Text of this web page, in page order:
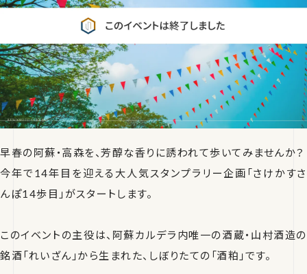
早春の阿蘇・高森を、芳醇な香りに誘われて歩いてみませんか？
今年で14年目を迎える大人気スタンプラリー企画「さけかすさ
んぽ14歩目」がスタートします。
このイベントの主役は、阿蘇カルデラ内唯一の酒蔵・山村酒造の
銘酒「れいざん」から生まれた、しぼりたての「酒粕」です。